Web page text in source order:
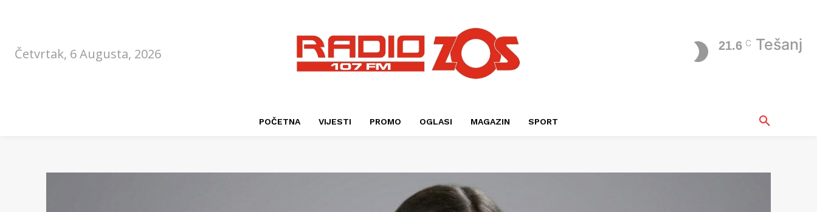
Četvrtak, 6 Augusta, 2026
21.6 C Tešanj
POČETNA VIJESTI PROMO OGLASI MAGAZIN SPORT